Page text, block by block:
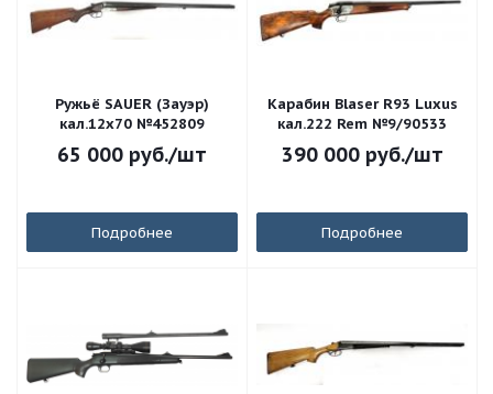
Ружьё SAUER (Зауэр)
кал.12х70 №452809
65 000 руб./шт
Подробнее
Карабин Blaser R93 Luxus
кал.222 Rem №9/90533
390 000руб./шт
Подробнее